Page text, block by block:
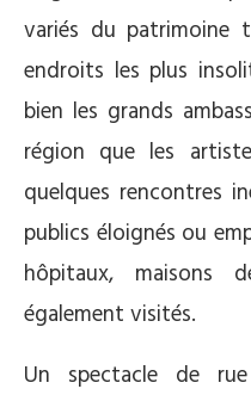
variés du patrimoine
endroits les plus
bien les grands
région que les
quelques rencontres
publics éloignés ou
hôpitaux, maisons
également visités.
Un spectacle de